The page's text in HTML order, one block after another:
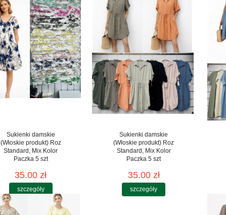
Sukienki damskie
(Włoskie produkt) Roz
Standard, Mix Kolor
Paczka 5 szt
35.00 zł
szczegóły
Sukienki damskie
(Włoskie produkt) Roz
Standard, Mix Kolor
Paczka 5 szt
35.00 zł
szczegóły